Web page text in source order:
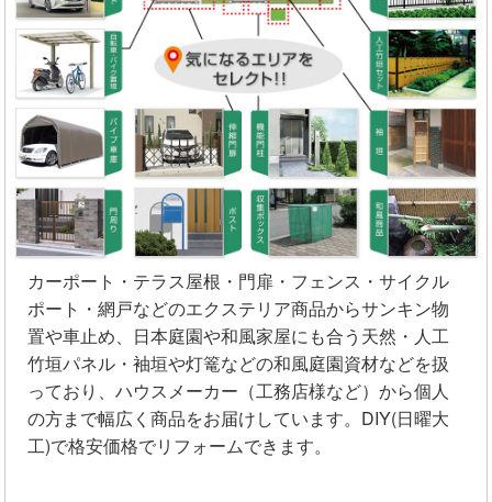
カーポート・テラス屋根・門扉・フェンス・サイクル
ポート・網戸などのエクステリア商品からサンキン物
置や車止め、日本庭園や和風家屋にも合う天然・人工
竹垣パネル・袖垣や灯篭などの和風庭園資材などを扱
っており、ハウスメーカー（工務店様など）から個人
の方まで幅広く商品をお届けしています。DIY(日曜大
工)で格安価格でリフォームできます。